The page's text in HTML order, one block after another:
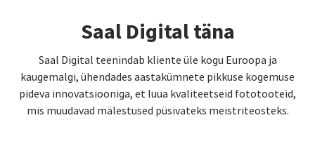
Saal Digital täna
Saal Digital teenindab kliente üle kogu Euroopa ja
kaugemalgi, ühendades aastakümnete pikkuse kogemuse
pideva innovatsiooniga, et luua kvaliteetseid fototooteid,
mis muudavad mälestused püsivateks meistriteosteks.